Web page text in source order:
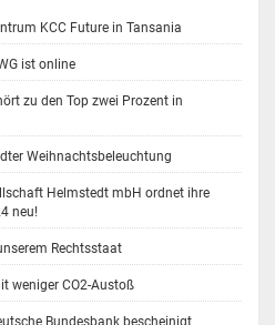
KCC Future in Tansania
ist online
zu den Top zwei Prozent in
Weihnachtsbeleuchtung
Helmstedt mbH ordnet ihre
neu!
Rechtsstaat
weniger CO2-Austoß